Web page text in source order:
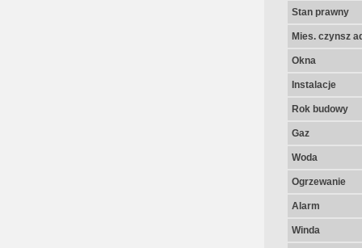
Stan prawny
Mies. czynsz
Okna
Instalacje
Rok budowy
Gaz
Woda
Ogrzewanie
Alarm
Winda